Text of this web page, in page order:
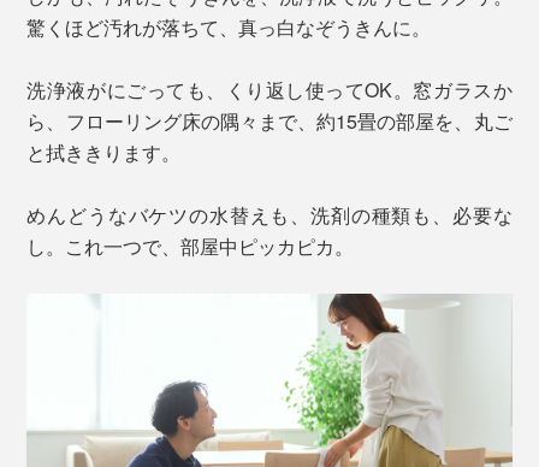
驚くほど汚れが落ちて、真っ白なぞうきんに。
洗浄液がにごっても、くり返し使ってOK。窓ガラスか
ら、フローリング床の隅々まで、約15畳の部屋を、丸ご
と拭ききります。
めんどうなバケツの水替えも、洗剤の種類も、必要な
し。これ一つで、部屋中ピッカピカ。